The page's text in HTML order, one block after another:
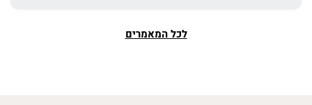
לכל המאמרים